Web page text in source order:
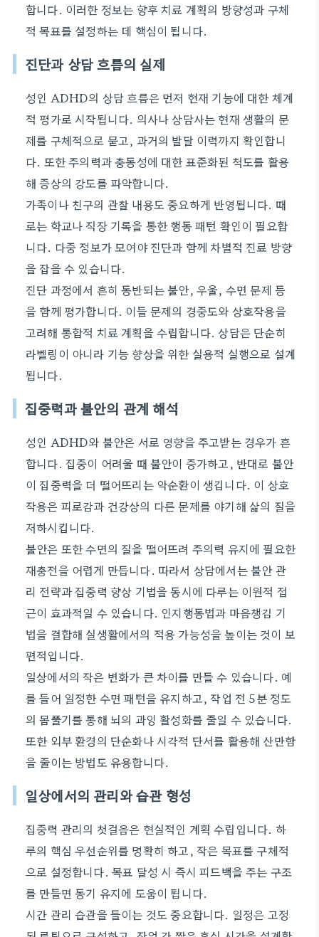
합니다. 이러한 정보는 향후 치료 계획의 방향성과 구체
적 목표를 설정하는 데 핵심이 됩니다.
진단과 상담 흐름의 실제
성인 ADHD의 상담 흐름은 먼저 현재 기능에 대한 체계
적 평가로 시작됩니다. 의사나 상담사는 현재 생활의 문
제를 구체적으로 묻고, 과거의 발달 이력까지 확인합니
다. 또한 주의력과 충동성에 대한 표준화된 척도를 활용
해 증상의 강도를 파악합니다.
가족이나 친구의 관찰 내용도 중요하게 반영됩니다. 때
로는 학교나 직장 기록을 통한 행동 패턴 확인이 필요합
니다. 다중 정보가 모여야 진단과 함께 차별적 진료 방향
을 잡을 수 있습니다.
진단 과정에서 흔히 동반되는 불안, 우울, 수면 문제 등
을 함께 평가합니다. 이들 문제의 경중도와 상호작용을
고려해 통합적 치료 계획을 수립합니다. 상담은 단순히
라벨링이 아니라 기능 향상을 위한 실용적 실행으로 설계
됩니다.
집중력과 불안의 관계 해석
성인 ADHD와 불안은 서로 영향을 주고받는 경우가 흔
합니다. 집중이 어려울 때 불안이 증가하고, 반대로 불안
이 집중력을 더 떨어뜨리는 악순환이 생깁니다. 이 상호
작용은 피로감과 건강상의 다른 문제를 야기해 삶의 질을
저하시킵니다.
불안은 또한 수면의 질을 떨어뜨려 주의력 유지에 필요한
재충전을 어렵게 만듭니다. 따라서 상담에서는 불안 관
리 전략과 집중력 향상 기법을 동시에 다루는 이원적 접
근이 효과적일 수 있습니다. 인지행동법과 마음챙김 기
법을 결합해 실생활에서의 적용 가능성을 높이는 것이 보
편적입니다.
일상에서의 작은 변화가 큰 차이를 만들 수 있습니다. 예
를 들어 일정한 수면 패턴을 유지하고, 작업 전 5분 정도
의 몸풀기를 통해 뇌의 과잉 활성화를 줄일 수 있습니다.
또한 외부 환경의 단순화나 시각적 단서를 활용해 산만함
을 줄이는 방법도 유용합니다.
일상에서의 관리와 습관 형성
집중력 관리의 첫걸음은 현실적인 계획 수립입니다. 하
루의 핵심 우선순위를 명확히 하고, 작은 목표를 구체적
으로 설정합니다. 목표 달성 시 즉시 피드백을 주는 구조
를 만들면 동기 유지에 도움이 됩니다.
시간 관리 습관을 들이는 것도 중요합니다. 일정은 고정